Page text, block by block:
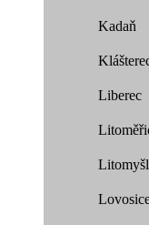
Kadaň
Liberec
Litomyšl